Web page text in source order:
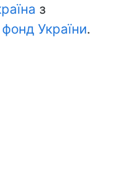
з
України.